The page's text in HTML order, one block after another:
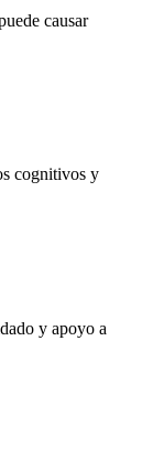
causar
cognitivos y
y apoyo a